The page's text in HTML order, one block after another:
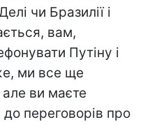
чи Бразилії і
вам,
Путіну і
ми все ще
ви маєте
переговорів про